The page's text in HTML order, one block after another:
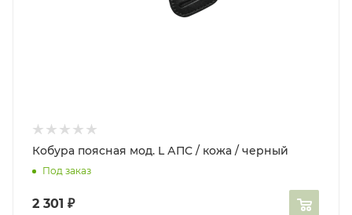
Кобура поясная мод. L АПС / кожа / черный
Под заказ
2 301 ₽